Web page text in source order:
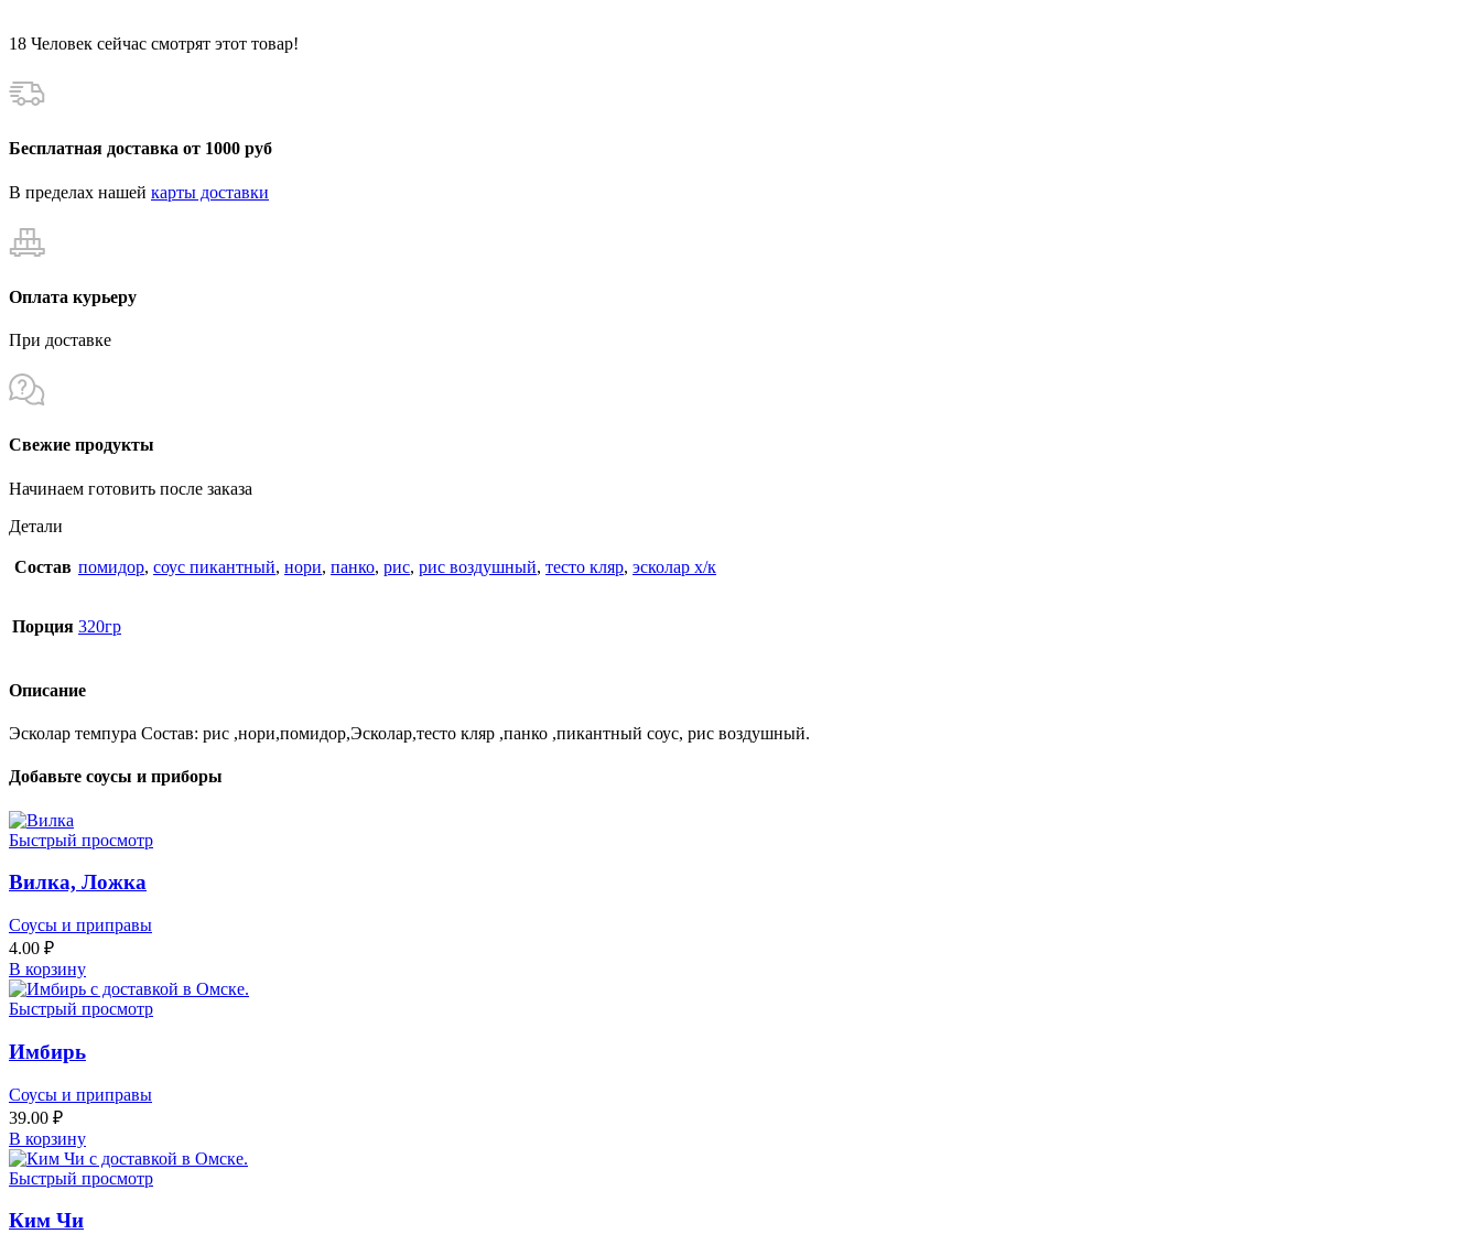
18 Человек сейчас смотрят этот товар!
Бесплатная доставка от 1000 руб
В пределах нашей карты доставки
Оплата курьеру
При доставке
Свежие продукты
Начинаем готовить после заказа
Детали
Состав помидор, соус пикантный, нори, панко, рис, рис воздушный, тесто кляр, эсколар х/к
Порция 320гр
Описание
Эсколар темпура Состав: рис ,нори,помидор,Эсколар,тесто кляр ,панко ,пикантный соус, рис воздушный.
Добавьте соусы и приборы
Быстрый просмотр
Вилка, Ложка
Соусы и приправы
4.00 ₽
В корзину
Быстрый просмотр
Имбирь
Соусы и приправы
39.00 ₽
В корзину
Быстрый просмотр
Ким Чи